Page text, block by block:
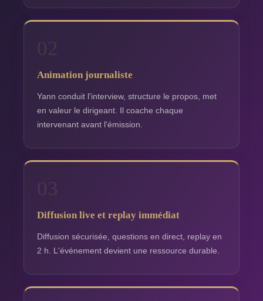
02
Animation journaliste
Yann conduit l'interview, structure le propos, met
en valeur le dirigeant. Il coache chaque
intervenant avant l'émission.
Diffusion live et replay immédiat
Diffusion sécurisée, questions en direct, replay en
2 h. L'événement devient une ressource durable.